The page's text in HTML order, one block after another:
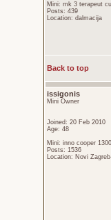
Mini: mk 3 terapeut
Posts: 439
Location: dalmacija
Back to top
issigonis
Mini Owner
Joined: 20 Feb 2010
Age: 48
Mini: inno cooper
Posts: 1536
Location: Novi